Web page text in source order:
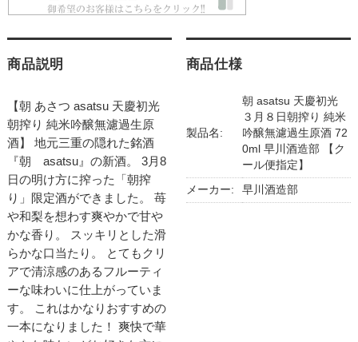
商品説明
【朝 あさつ asatsu 天慶初光
朝搾り 純米吟醸無濾過生原
酒】 地元三重の隠れた銘酒
『朝 asatsu』の新酒。 3月8
日の明け方に搾った「朝搾
り」限定酒ができました。 苺
や和梨を想わす爽やかで甘や
かな香り。 スッキリとした滑
らかな口当たり。 とてもクリ
アで清涼感のあるフルーティ
ーな味わいに仕上がっていま
す。 これはかなりおすすめの
一本になりました！ 爽快で華
商品仕様
製品名:
朝 asatsu 天慶初光
３月８日朝搾り 純米
吟醸無濾過生原酒 72
0ml 早川酒造部 【ク
ール便指定】
メーカー: 早川酒造部